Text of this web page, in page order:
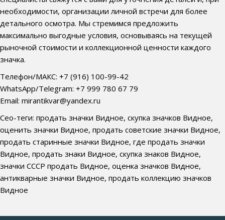
необходимости, организации личной встречи для более
детального осмотра. Мы стремимся предложить
максимально выгодные условия, основываясь на текущей
рыночной стоимости и коллекционной ценности каждого
значка.
Телефон/МАКС: +7 (916) 100-99-42
WhatsApp/Telegram: +7 999 780 67 79
Email: mirantikvar@yandex.ru
Сео-теги: продать значки Видное, скупка значков Видное,
оценить значки Видное, продать советские значки Видное,
продать старинные значки Видное, где продать значки
Видное, продать знаки Видное, скупка знаков Видное,
значки СССР продать Видное, оценка значков Видное,
антикварные значки Видное, продать коллекцию значков
Видное